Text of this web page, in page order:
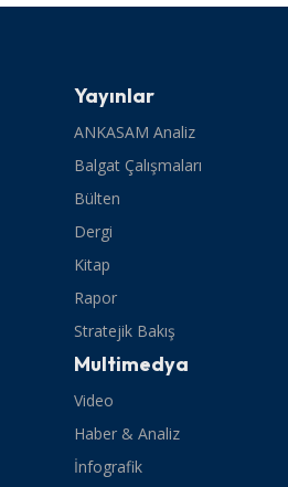
Yayınlar
ANKASAM Analiz
Balgat Çalışmaları
Bülten
Dergi
Kitap
Rapor
Stratejik Bakış
Multimedya
Video
Haber & Analiz
İnfografik